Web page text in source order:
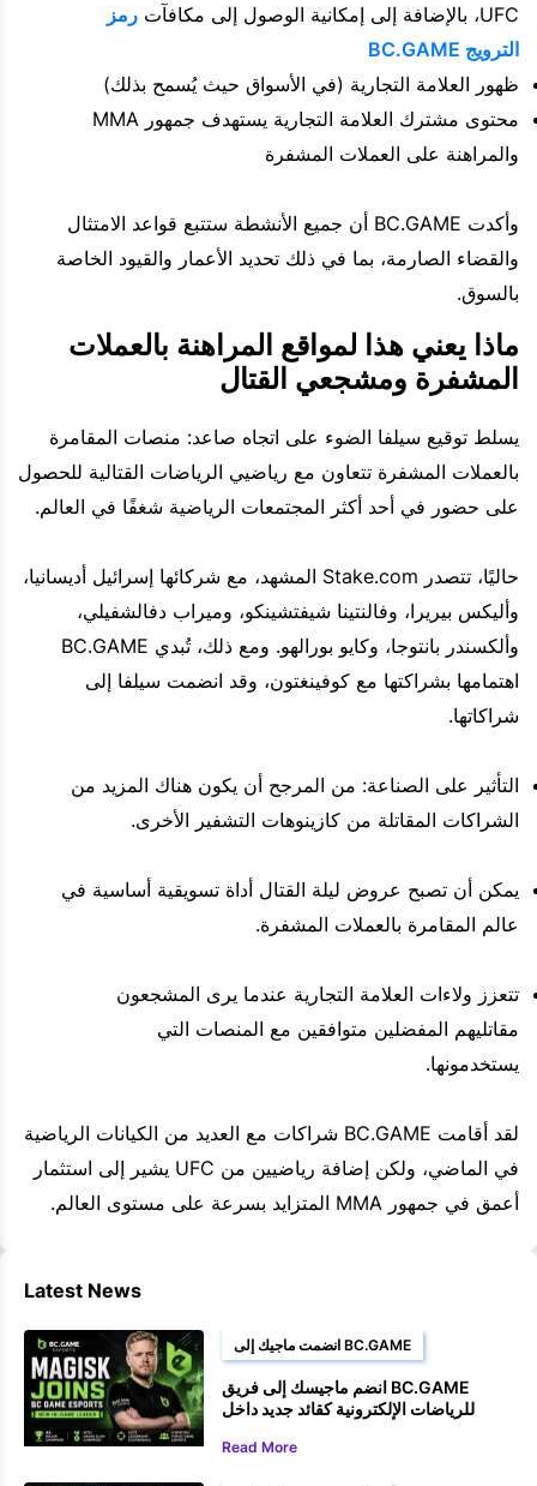
UFC، بالإضافة إلى إمكانية الوصول إلى مكافآت
رمز
الترويج BC.GAME
ظهور العلامة التجارية (في الأسواق حيث يُسمح بذلك)
محتوى مشترك العلامة التجارية يستهدف جمهور MMA
والمراهنة على العملات المشفرة
وأكدت BC.GAME أن جميع الأنشطة ستتبع قواعد الامتثال
والقضاء الصارمة، بما في ذلك تحديد الأعمار والقيود الخاصة
بالسوق.
ماذا يعني هذا لمواقع المراهنة بالعملات
المشفرة ومشجعي القتال
يسلط توقيع سيلفا الضوء على اتجاه صاعد: منصات المقامرة
بالعملات المشفرة تتعاون مع رياضيي الرياضات القتالية للحصول
على حضور في أحد أكثر المجتمعات الرياضية شغفًا في العالم.
حاليًا، تتصدر Stake.com المشهد، مع شركائها إسرائيل أديسانيا،
وأليكس بيريرا، وفالنتينا شيفتشينكو، وميراب دفالشفيلي،
وألكسندر بانتوجا، وكايو بورالهو. ومع ذلك، تُبدي BC.GAME
اهتمامها بشراكتها مع كوفينغتون، وقد انضمت سيلفا إلى
شراكاتها.
التأثير على الصناعة: من المرجح أن يكون هناك المزيد من
الشراكات المقاتلة من كازينوهات التشفير الأخرى.
يمكن أن تصبح عروض ليلة القتال أداة تسويقية أساسية في
عالم المقامرة بالعملات المشفرة.
تتعزز ولاءات العلامة التجارية عندما يرى المشجعون
مقاتليهم المفضلين متوافقين مع المنصات التي
يستخدمونها.
لقد أقامت BC.GAME شراكات مع العديد من الكيانات الرياضية
في الماضي، ولكن إضافة رياضيين من UFC يشير إلى استثمار
أعمق في جمهور MMA المتزايد بسرعة على مستوى العالم.
Latest News
انضمت ماجيك إلى BC.GAME
انضم ماجيسك إلى فريق BC.GAME
للرياضات الإلكترونية كقائد جديد داخل
Read More